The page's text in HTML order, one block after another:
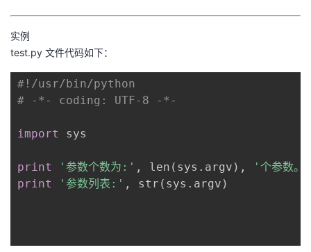
客
论
坛
的
圈
我
的
我
动关
堂
的
我
证
实
的
藏
的
技
支
持
我
的
声
建
实例
test.py 文件代码如下：
#!/usr/bin/python
# -*- coding: UTF-8 -*-
import sys
print '参数个数为:' , len(sys.argv),
'个参数。'
print
'参数列表:' , str(sys.argv)